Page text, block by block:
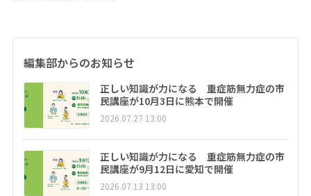
編集部からのお知らせ
正しい知識が力になる 重症筋無力症の市
民講座が10月3日に熊本で開催
2026.07.27 13:00
正しい知識が力になる 重症筋無力症の市
民講座が9月12日に愛知で開催
2026.07.13 13:00